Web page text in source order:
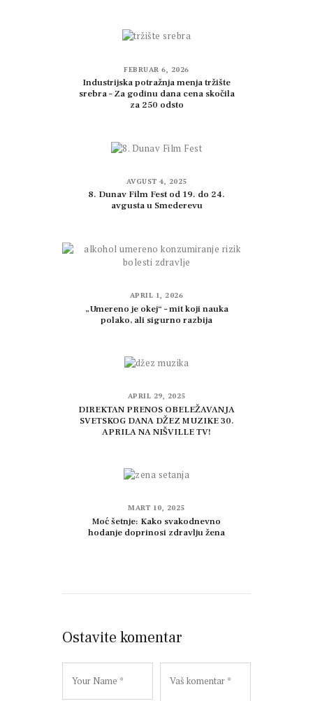
FEBRUAR 6, 2026
Industrijska potražnja menja tržište
srebra – Za godinu dana cena skočila
za 250 odsto
AVGUST 4, 2025
8. Dunav Film Fest od 19. do 24.
avgusta u Smederevu
APRIL 1, 2026
„Umereno je okej“ – mit koji nauka
polako, ali sigurno razbija
APRIL 29, 2025
DIREKTAN PRENOS OBELEŽAVANJA
SVETSKOG DANA DŽEZ MUZIKE 30.
APRILA NA NIŠVILLE TV!
MART 10, 2025
Moć šetnje: Kako svakodnevno
hodanje doprinosi zdravlju žena
Ostavite komentar